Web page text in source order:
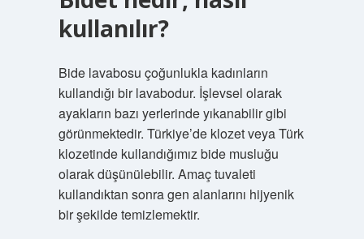
kullanılır?
Bide lavabosu çoğunlukla kadınların
kullandığı bir lavabodur. İşlevsel olarak
ayakların bazı yerlerinde yıkanabilir gibi
görünmektedir. Türkiye’de klozet veya Türk
klozetinde kullandığımız bide musluğu
olarak düşünülebilir. Amaç tuvaleti
kullandıktan sonra gen alanlarını hijyenik
bir şekilde temizlemektir.